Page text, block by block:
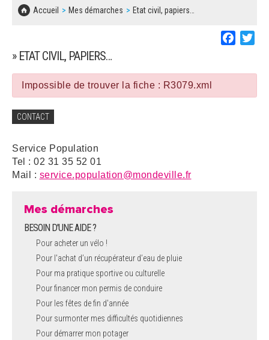
Accueil Mes démarches Etat civil, papiers…
» ETAT CIVIL, PAPIERS…
Impossible de trouver la fiche : R3079.xml
CONTACT
Service Population
Tel : 02 31 35 52 01
Mail : service.population@mondeville.fr
Mes démarches
BESOIN D'UNE AIDE ?
Pour acheter un vélo !
Pour l'achat d’un récupérateur d’eau de pluie
Pour ma pratique sportive ou culturelle
Pour financer mon permis de conduire
Pour les fêtes de fin d'année
Pour surmonter mes difficultés quotidiennes
Pour démarrer mon potager
CONCERTATIONS PUBLIQUES
SOLIDARITÉ, LOGEMENT
EMPLOI
URBANISME
POLICE MUNICIPALE
BESOIN D'UNE AIDE ?
LES ASSOCIATIONS
MARCHÉS PUBLICS
SUR LES RISQUES MAJEURS
REGLEMENT LOCAL DE PUBLICITÉ
DECLARATION DE DEMARCHAGE
DOSSIER DE DEMANDE DE SUBVENTION
DEMANDE DE PRÊT DE MATERIEL
FICHE D'ORGANISATION MANIFESTATION
PLAN D'ACTION MUNICIPAL
ARRÊTÉS MUNICIPAUX